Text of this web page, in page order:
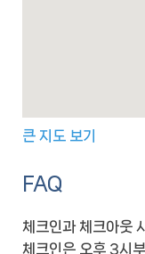
큰 지도 보기
FAQ
체크인과 체크아웃
체크인은 오후 3시